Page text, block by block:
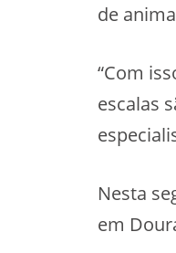
de
“Com
escalas
Nesta
em